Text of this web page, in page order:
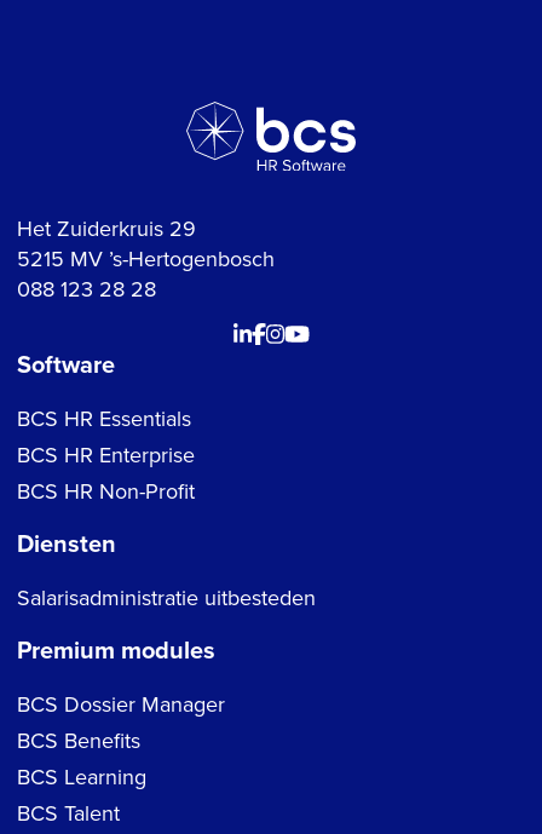
Het Zuiderkruis 29
5215 MV ’s-Hertogenbosch
088 123 28 28
Software
BCS HR Essentials
BCS HR Enterprise
BCS HR Non-Profit
Diensten
Salarisadministratie uitbesteden
Premium modules
BCS Dossier Manager
BCS Benefits
BCS Learning
BCS Talent